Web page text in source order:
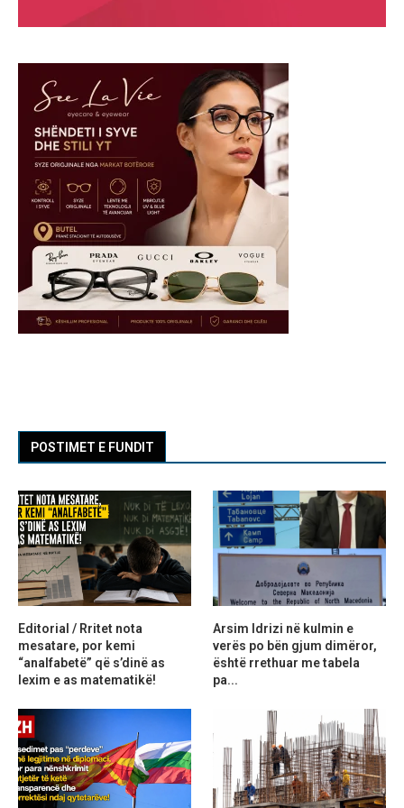
POSTIMET E FUNDIT
Editorial / Rritet nota
mesatare, por kemi
“analfabetë” që s’dinë as
lexim e as matematikë!
Arsim Idrizi në kulmin e
verës po bën gjum dimëror,
është rrethuar me tabela
pa...